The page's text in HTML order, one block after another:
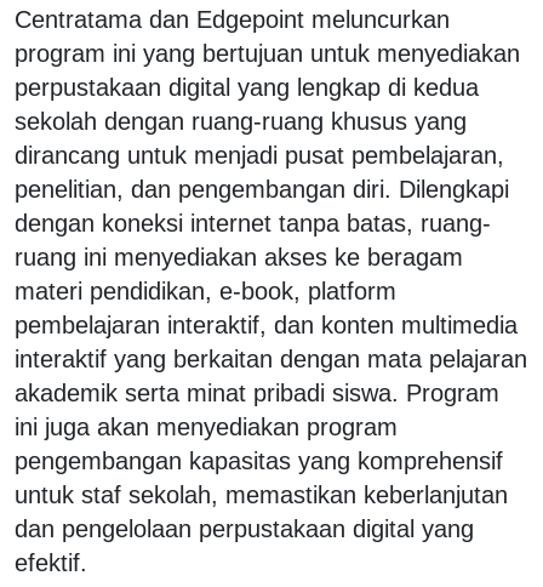
Centratama dan Edgepoint meluncurkan
program ini yang bertujuan untuk menyediakan
perpustakaan digital yang lengkap di kedua
sekolah dengan ruang-ruang khusus yang
dirancang untuk menjadi pusat pembelajaran,
penelitian, dan pengembangan diri. Dilengkapi
dengan koneksi internet tanpa batas, ruang-
ruang ini menyediakan akses ke beragam
materi pendidikan, e-book, platform
pembelajaran interaktif, dan konten multimedia
interaktif yang berkaitan dengan mata pelajaran
akademik serta minat pribadi siswa. Program
ini juga akan menyediakan program
pengembangan kapasitas yang komprehensif
untuk staf sekolah, memastikan keberlanjutan
dan pengelolaan perpustakaan digital yang
efektif.